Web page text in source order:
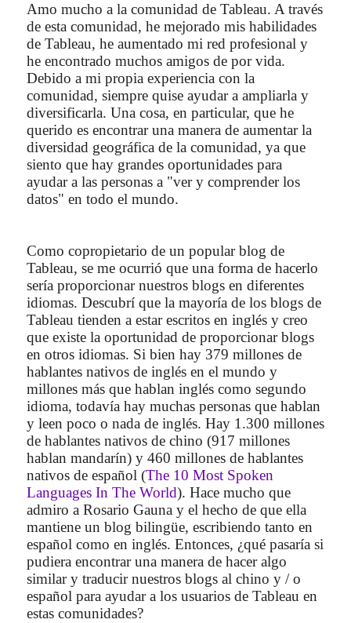
Amo mucho a la comunidad de Tableau. A través
de esta comunidad, he mejorado mis habilidades
de Tableau, he aumentado mi red profesional y
he encontrado muchos amigos de por vida.
Debido a mi propia experiencia con la
comunidad, siempre quise ayudar a ampliarla y
diversificarla. Una cosa, en particular, que he
querido es encontrar una manera de aumentar la
diversidad geográfica de la comunidad, ya que
siento que hay grandes oportunidades para
ayudar a las personas a "ver y comprender los
datos" en todo el mundo.
Como copropietario de un popular blog de
Tableau, se me ocurrió que una forma de hacerlo
sería proporcionar nuestros blogs en diferentes
idiomas. Descubrí que la mayoría de los blogs de
Tableau tienden a estar escritos en inglés y creo
que existe la oportunidad de proporcionar blogs
en otros idiomas. Si bien hay 379 millones de
hablantes nativos de inglés en el mundo y
millones más que hablan inglés como segundo
idioma, todavía hay muchas personas que hablan
y leen poco o nada de inglés. Hay 1.300 millones
de hablantes nativos de chino (917 millones
hablan mandarín) y 460 millones de hablantes
nativos de español (The 10 Most Spoken
Languages In The World). Hace mucho que
admiro a Rosario Gauna y el hecho de que ella
mantiene un blog bilingüe, escribiendo tanto en
español como en inglés. Entonces, ¿qué pasaría si
pudiera encontrar una manera de hacer algo
similar y traducir nuestros blogs al chino y / o
español para ayudar a los usuarios de Tableau en
estas comunidades?